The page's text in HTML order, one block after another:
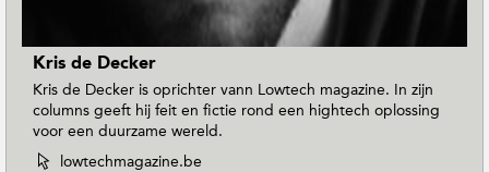
Kris de Decker
Kris de Decker is oprichter vann Lowtech magazine. In zijn
columns geeft hij feit en fictie rond een hightech oplossing
voor een duurzame wereld.
W
lowtechmagazine.be